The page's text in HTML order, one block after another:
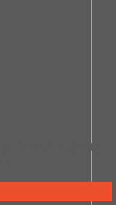
thanh ngang